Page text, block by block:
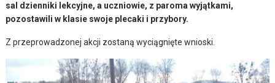
sal dzienniki lekcyjne, a uczniowie, z paroma wyjątkami,
pozostawili w klasie swoje plecaki i przybory.
Z przeprowadzonej akcji zostaną wyciągnięte wnioski.